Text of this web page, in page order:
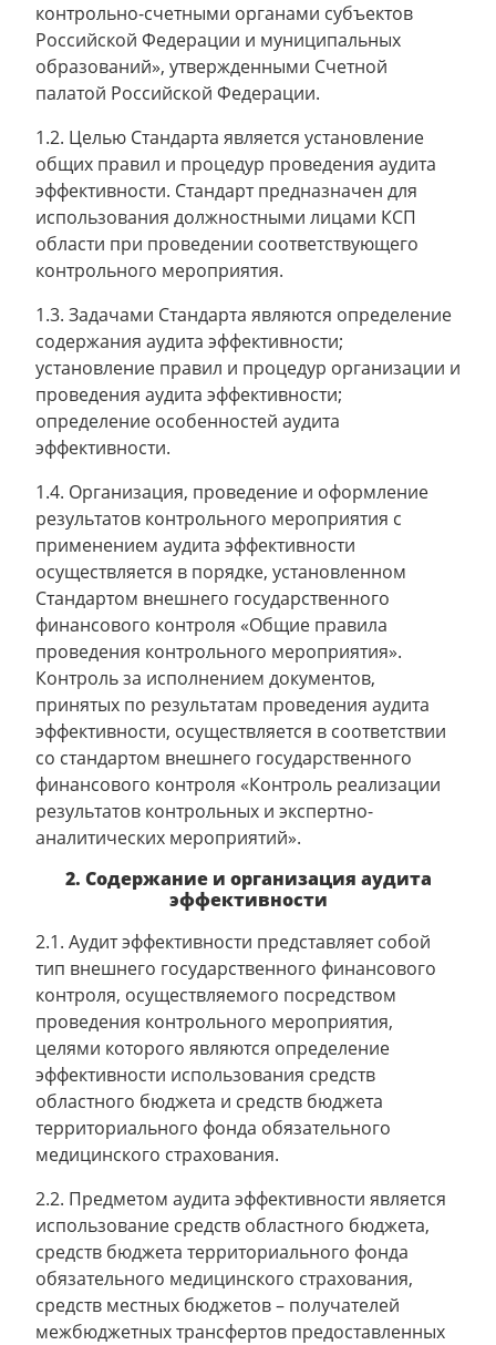
контрольно-счетными органами субъектов
Российской Федерации и муниципальных
образований», утвержденными Счетной
палатой Российской Федерации.
1.2. Целью Стандарта является установление
общих правил и процедур проведения аудита
эффективности. Стандарт предназначен для
использования должностными лицами КСП
области при проведении соответствующего
контрольного мероприятия.
1.3. Задачами Стандарта являются определение
содержания аудита эффективности;
установление правил и процедур организации и
проведения аудита эффективности;
определение особенностей аудита
эффективности.
1.4. Организация, проведение и оформление
результатов контрольного мероприятия с
применением аудита эффективности
осуществляется в порядке, установленном
Стандартом внешнего государственного
финансового контроля «Общие правила
проведения контрольного мероприятия».
Контроль за исполнением документов,
принятых по результатам проведения аудита
эффективности, осуществляется в соответствии
со стандартом внешнего государственного
финансового контроля «Контроль реализации
результатов контрольных и экспертно-
аналитических мероприятий».
2. Содержание и организация аудита
эффективности
2.1. Аудит эффективности представляет собой
тип внешнего государственного финансового
контроля, осуществляемого посредством
проведения контрольного мероприятия,
целями которого являются определение
эффективности использования средств
областного бюджета и средств бюджета
территориального фонда обязательного
медицинского страхования.
2.2. Предметом аудита эффективности является
использование средств областного бюджета,
средств бюджета территориального фонда
обязательного медицинского страхования,
средств местных бюджетов – получателей
межбюджетных трансфертов предоставленных